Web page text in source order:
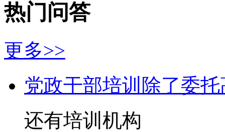
热门问答
更多>>
党政干部培训除了委
还有培训机构